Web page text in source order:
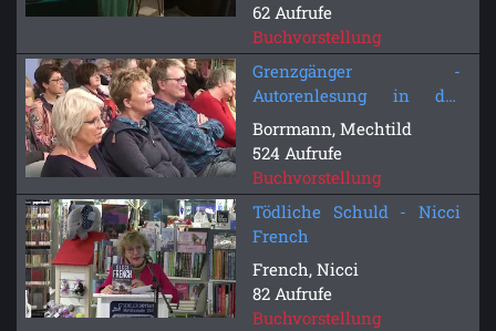
62 Aufrufe
Buchvorstellung
Grenzgänger -
Autorenlesung in der
Stadtbibliothek
Borrmann, Mechtild
524 Aufrufe
Buchvorstellung
Tödliche Schuld - Nicci
French
French, Nicci
82 Aufrufe
Buchvorstellung